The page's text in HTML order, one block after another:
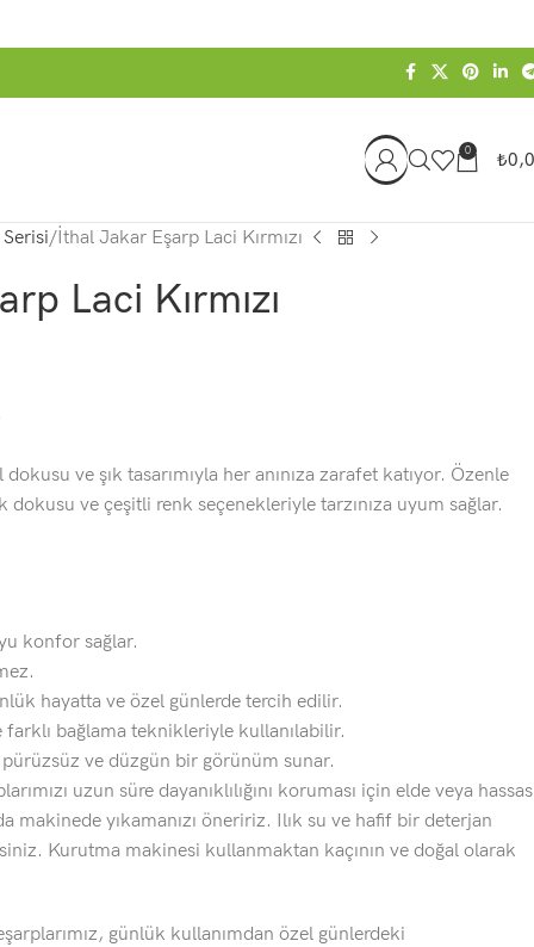
0 ₺
İthal Jakar Eşarp Laci Kırmızı
Laci Kırmızı
ve şık tasarımıyla her anınıza zarafet katıyor. Özenle
ve çeşitli renk seçenekleriyle tarzınıza uyum sağlar.
konfor sağlar.
hayatta ve özel günlerde tercih edilir.
bağlama teknikleriyle kullanılabilir.
ve düzgün bir görünüm sunar.
uzun süre dayanıklılığını koruması için elde veya hassas
makinede yıkamanızı öneririz. Ilık su ve hafif bir deterjan
Kurutma makinesi kullanmaktan kaçının ve doğal olarak
günlük kullanımdan özel günlerdeki